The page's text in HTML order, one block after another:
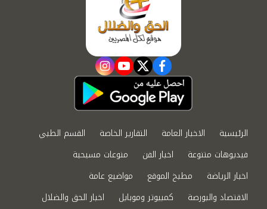
facebook
twitter
youtube
instagram
الرئيسية الاخبار العامة التقارير الخاصة
القسم الطبي
فيديوهات متنوعة
اخبار الفن
منوعات مسيحية
اخبار الرياضة
مطبخ الموقع
مواضيع عامة
الاقتصاد والبورصة
كمبيوتر وموبايل
اخبار الحق والضلال